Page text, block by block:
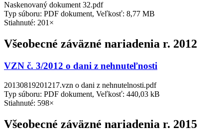
Naskenovaný dokument 32.pdf
Typ súboru: PDF dokument, Veľkosť: 8,77 MB
Stiahnuté: 201×
Všeobecné záväzné nariadenia r. 2012
VZN č. 3/2012 o dani z nehnuteľnosti
20130819201217.vzn o dani z nehnutelnosti.pdf
Typ súboru: PDF dokument, Veľkosť: 440,03 kB
Stiahnuté: 598×
Všeobecné záväzné nariadenia r. 2015